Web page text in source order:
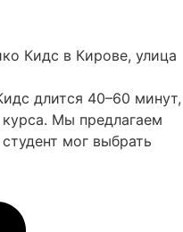
Кидс в Кирове, улица
длится 40–60 минут,
Мы предлагаем
мог выбрать